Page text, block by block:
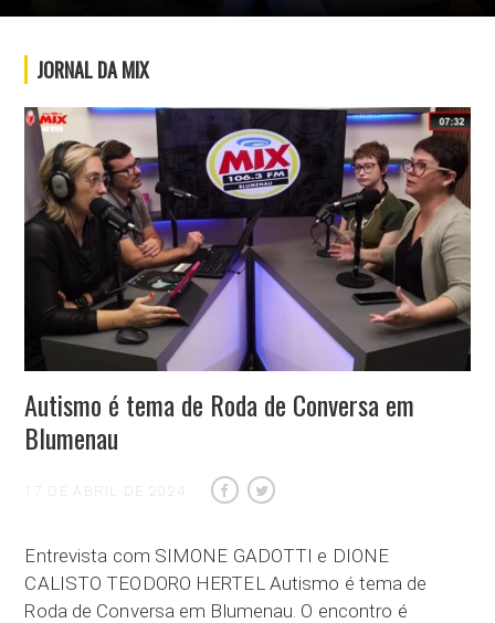
JORNAL DA MIX
Autismo é tema de Roda de Conversa em
Blumenau
17 DE ABRIL DE 2024
Entrevista com SIMONE GADOTTI e DIONE
CALISTO TEODORO HERTEL Autismo é tema de
Roda de Conversa em Blumenau. O encontro é